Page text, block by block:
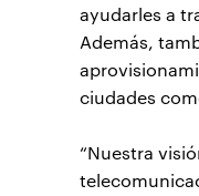
ayudarles a
Además,
ciudades
“Nuestra